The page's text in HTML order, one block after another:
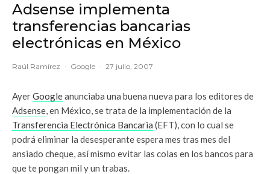
Adsense implementa
transferencias bancarias
electrónicas en México
Raúl Ramírez · Google · 27 julio, 2007
AyerGoogleanunciaba una buena nueva para los editores de
Adsense, en México, se trata de la implementación de la
Transferencia Electrónica Bancaria (EFT), con lo cual se
podrá eliminar la desesperante espera mes tras mes del
ansiado cheque, así mismo evitar las colas en los bancos para
que te pongan mil y un trabas.